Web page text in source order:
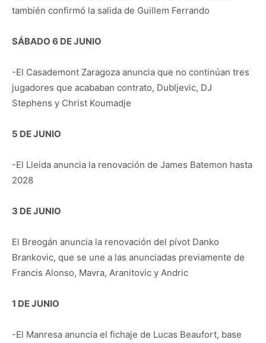
también confirmó la salida de Guillem Ferrando
SÁBADO 6 DE JUNIO
-El Casademont Zaragoza anuncia que no continúan tres
jugadores que acababan contrato, Dubljevic, DJ
Stephens y Christ Koumadje
5 DE JUNIO
-El Lleida anuncia la renovación de James Batemon hasta
2028
3 DE JUNIO
El Breogán anuncia la renovación del pívot Danko
Brankovic, que se une a las anunciadas previamente de
Francis Alonso, Mavra, Aranitovic y Andric
1 DE JUNIO
-El Manresa anuncia el fichaje de Lucas Beaufort, base